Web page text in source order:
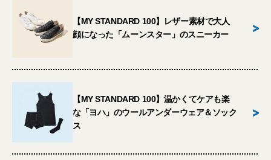
【MY STANDARD 100】レザー素材で大人
顔になった「ムーンスター」のスニーカー
>
【MY STANDARD 100】温かくてケアも楽
な「ヨハ」のウールアンダーウェア＆ソック
ス
>